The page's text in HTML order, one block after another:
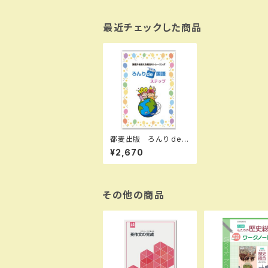
最近チェックした商品
都麦出版 ろんり de
国語 ステップ＋トレー
ニングノート 2冊セッ
ト 2026年度版 新品
987593
¥2,670
その他の商品